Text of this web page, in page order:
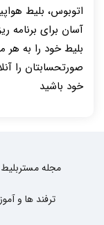
اتوبوس، بلیط
آسان برای برنامه
بلیط خود را به هر
صورتحسابتان را
خود باشید
مجله مستربلیط
ترفند ها و